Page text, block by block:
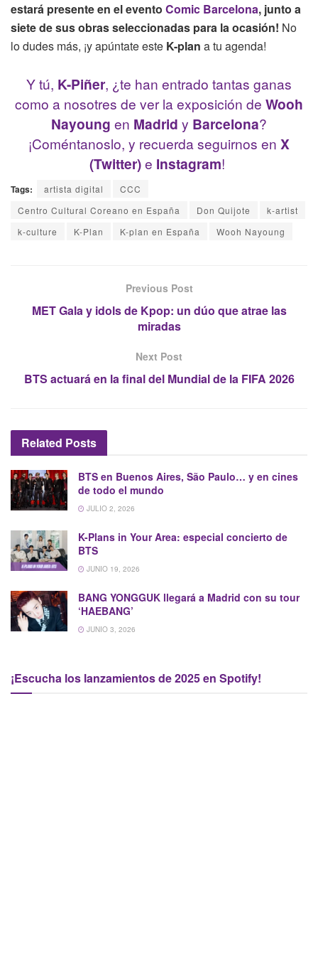
estará presente en el evento Comic Barcelona, junto a
siete de sus obras seleccionadas para la ocasión! No
lo dudes más, ¡y apúntate este K-plan a tu agenda!
Y tú, K-Piñer, ¿te han entrado tantas ganas
como a nosotres de ver la exposición de Wooh
Nayoung en Madrid y Barcelona?
¡Coméntanoslo, y recuerda seguirnos en X
(Twitter)e Instagram!
Tags: artista digital
CCC
Centro Cultural Coreano en España
Don Quijote
k-artist
k-culture
K-Plan K-plan en España Wooh Nayoung
Previous Post
MET Gala y idols de Kpop: un dúo que atrae las
miradas
Next Post
BTS actuará en la final del Mundial de la FIFA 2026
Related Posts
BTS en Buenos Aires, São Paulo… y en cines
de todo el mundo
JULIO 2, 2026
K-Plans in Your Area: especial concierto de
BTS
JUNIO 19, 2026
BANG YONGGUK llegará a Madrid con su tour
‘HAEBANG’
JUNIO 3, 2026
¡Escucha los lanzamientos de 2025 en Spotify!